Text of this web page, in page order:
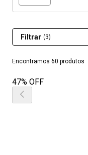
Encontramos 60 produtos
Filtrar (3)
47% OFF